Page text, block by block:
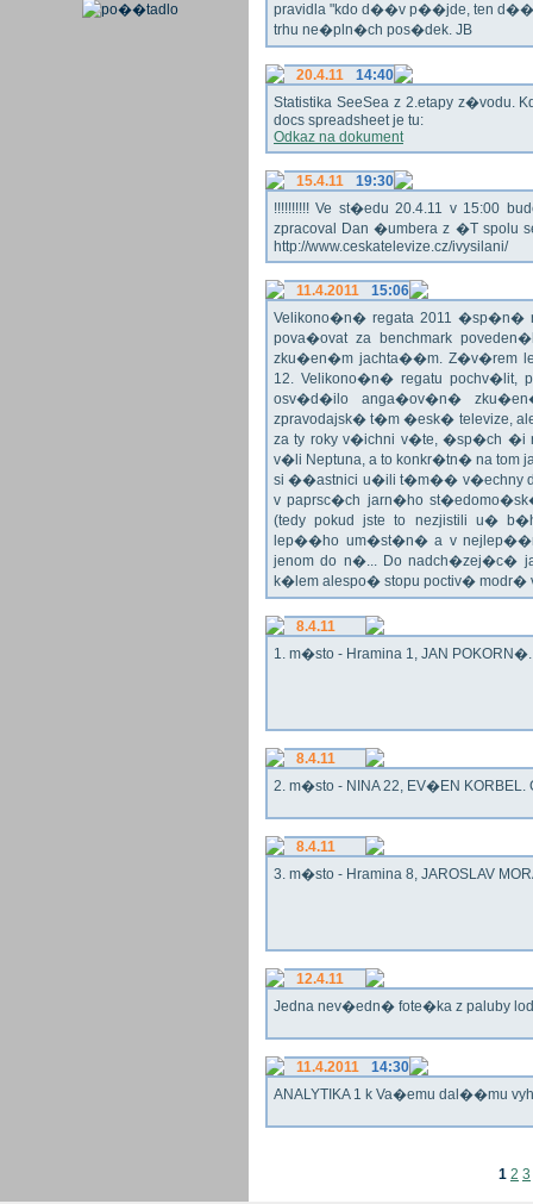
pravidla "kdo d��v p��jde, ten
trhu ne�pln�ch pos�dek. JB
20.4.11
14:40
Statistika SeeSea z 2.etapy z�vodu.
docs spreadsheet je tu:
Odkaz na dokument
15.4.11
19:30
!!!!!!!!!! Ve st�edu 20.4.11 v 15:00
zpracoval Dan �umbera z �T spolu
http://www.ceskatelevize.cz/ivysilani/
11.4.2011
15:06
Velikono�n� regata 2011 �sp�n�
pova�ovat za benchmark
zku�en�m jachta��m. Z�v�rem
12. Velikono�n� regatu
osv�d�ilo anga�ov�n�
zpravodajsk� t�m �esk� televize,
za ty roky v�ichni v�te, �sp�ch
v�li Neptuna, a to konkr�tn� na tom
si ��astnici u�ili t�m�� v�echny
v paprsc�ch jarn�ho
(tedy pokud jste to nezjistili u�
lep��ho um�st�n� a v
jenom do n�... Do nadch�zej�c�
k�lem alespo� stopu poctiv�
8.4.11
1. m�sto - Hramina 1, JAN
8.4.11
2. m�sto - NINA 22, EV�EN KORBEL.
8.4.11
3. m�sto - Hramina 8, JAROSLAV
12.4.11
Jedna nev�edn� fote�ka z paluby
11.4.2011
14:30
ANALYTIKA 1 k Va�emu dal��mu
1 2 3